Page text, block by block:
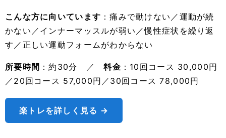
こんな方に向いています ：痛みで動けない／運動が続
かない／インナーマッスルが弱い／慢性症状を繰り返
す／正しい運動フォームがわからない
所要時間 ：約30分 ／料金 ：10回コース 30,000円
／20回コース 57,000円／30回コース 78,000円
楽トレを詳しく見る →